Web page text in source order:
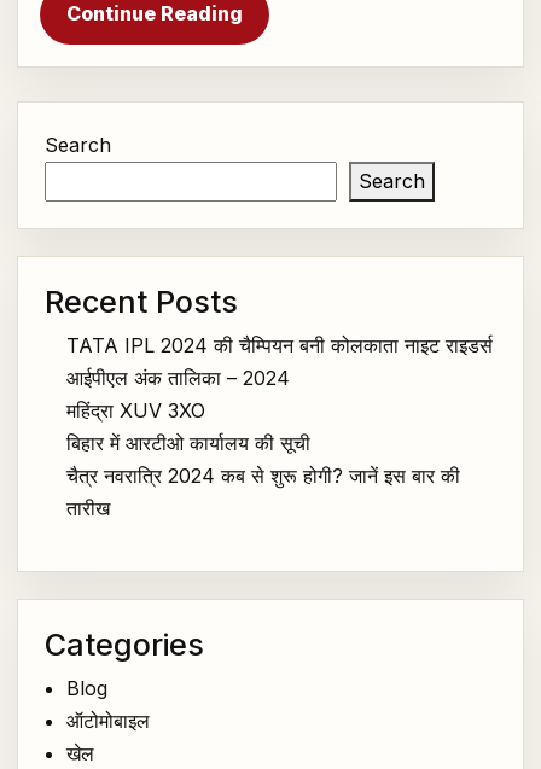
Continue Reading
Search
Search
Recent Posts
TATA IPL 2024 की चैम्पियन बनी कोलकाता नाइट राइडर्स
आईपीएल अंक तालिका – 2024
महिंद्रा XUV 3XO
बिहार में आरटीओ कार्यालय की सूची
चैत्र नवरात्रि 2024 कब से शुरू होगी? जानें इस बार की
तारीख
Categories
Blog
ऑटोमोबाइल
खेल